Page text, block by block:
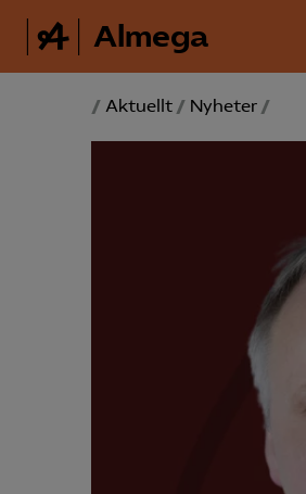
Almega
/ Aktuellt / Nyheter /